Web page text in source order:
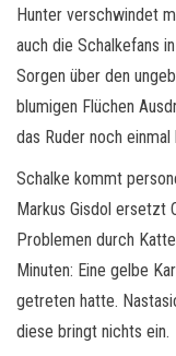
Hunter verschwindet
auch die Schalkefans
Sorgen über den
blumigen Flüchen
das Ruder noch einmal
Schalke kommt
Markus Gisdol ersetzt
Problemen durch
Minuten: Eine gelbe
getreten hatte.
diese bringt nichts ein.